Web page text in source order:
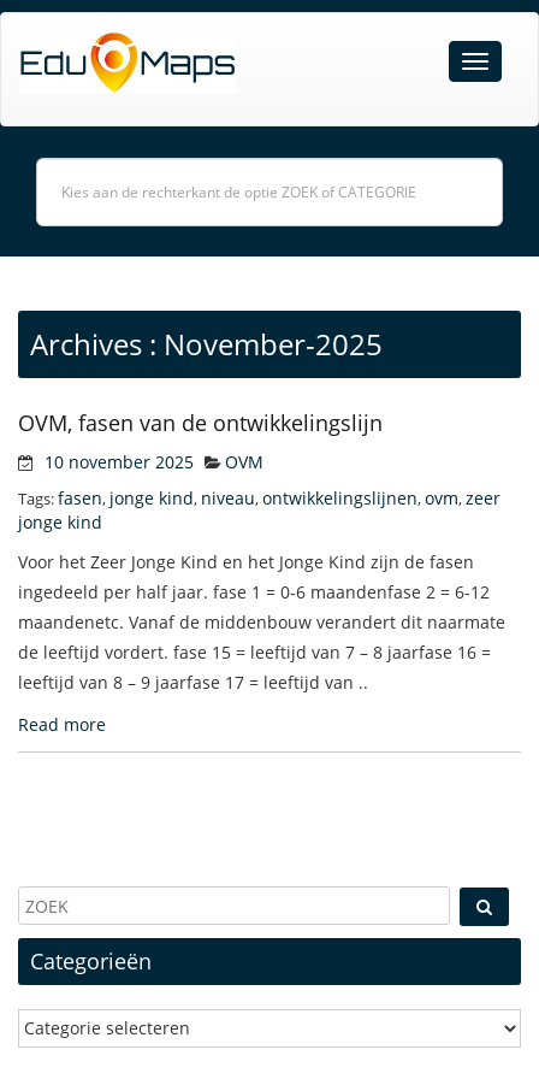
Archives : November-2025
OVM, fasen van de ontwikkelingslijn
10 november 2025 OVM
Tags:fasen, jonge kind, niveau,ontwikkelingslijnen,ovm,zeer
jonge kind
Voor het Zeer Jonge Kind en het Jonge Kind zijn de fasen
ingedeeld per half jaar. fase 1 = 0-6 maandenfase 2 = 6-12
maandenetc. Vanaf de middenbouw verandert dit naarmate
de leeftijd vordert. fase 15 = leeftijd van 7 – 8 jaarfase 16 =
leeftijd van 8 – 9 jaarfase 17 = leeftijd van ..
Read more
Categorieën
Categorieën